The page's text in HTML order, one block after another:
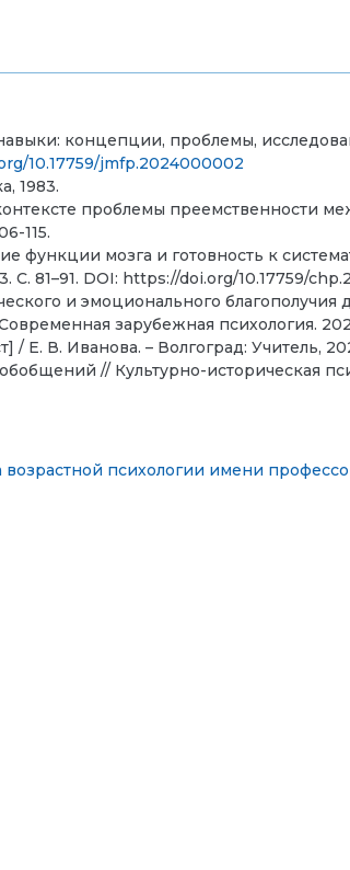
концепции, проблемы,
10.17759/jmfp.2024000002
1983.
проблемы
115.
функции мозга и готовность к
81–91. DOI: https://doi.org/10.17759/
и эмоционального
зарубежная психология.
Е. В. Иванова. – Волгоград: Учитель,
// Культурно-историческая
возрастной психологии имени